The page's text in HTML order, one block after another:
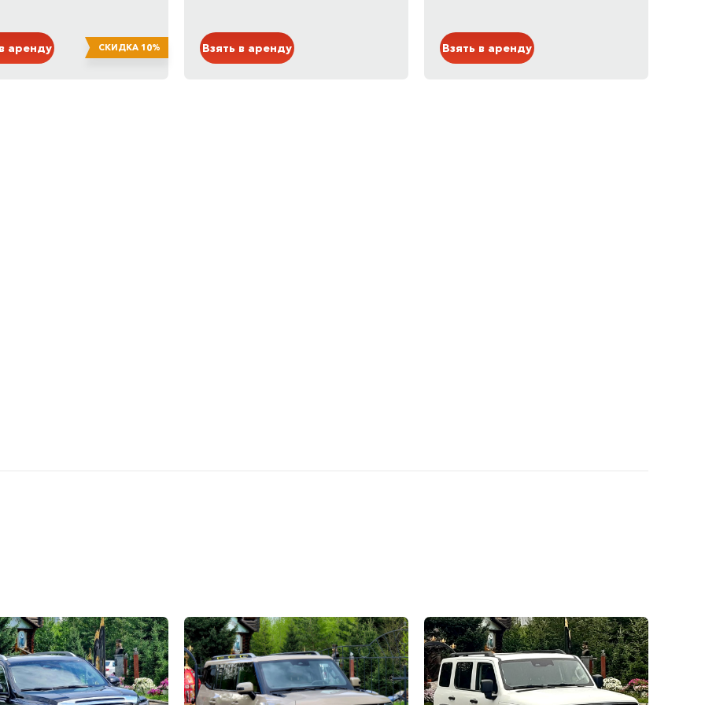
аренду СКИДКА 10% Взять в аренду Взять в аренду